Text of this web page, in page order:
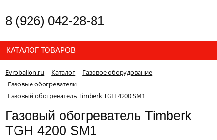
8 (926) 042-28-81
КАТАЛОГ ТОВАРОВ
Evroballon.ru Каталог
Газовое оборудование
Газовые обогреватели
Газовый обогреватель Timberk TGH 4200 SM1
Газовый обогреватель Timberk
TGH 4200 SM1